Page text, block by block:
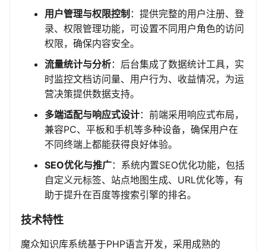
用户管理与权限控制 ：提供完整的用户注册、登
录、权限管理功能，可设置不同用户角色的访问
权限，确保内容安全。
流量统计与分析：后台集成了数据统计工具，实
时监控文档访问量、用户行为、收益情况，为运
营决策提供数据支持。
多端适配与响应式设计：前端采用响应式布局，
兼容PC、平板和手机等多种设备，确保用户在
不同终端上都能获得良好体验。
SEO优化与推广：系统内置SEO优化功能，包括
自定义元标签、站点地图生成、URL优化等，有
助于提升在百度等搜索引擎的排名。
技术特性
魔众知识库系统基于PHP语言开发，采用成熟的